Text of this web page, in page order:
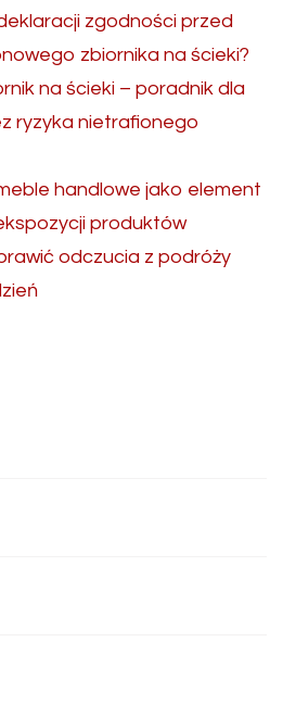
zgodności przed
zbiornika na ścieki?
na ścieki – poradnik dla
ryzyka nietrafionego
handlowe jako element
produktów
odczucia z podróży